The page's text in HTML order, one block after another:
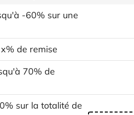
-60% sur une
de remise
70% de
sur la totalité de